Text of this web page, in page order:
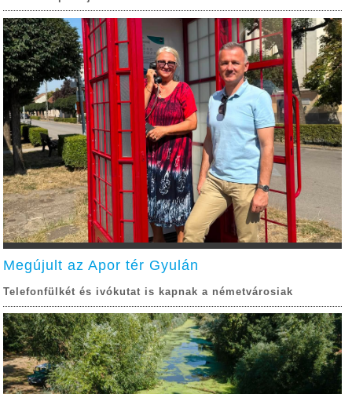
Megújult az Apor tér Gyulán
Telefonfülkét és ivókutat is kapnak a németvárosiak